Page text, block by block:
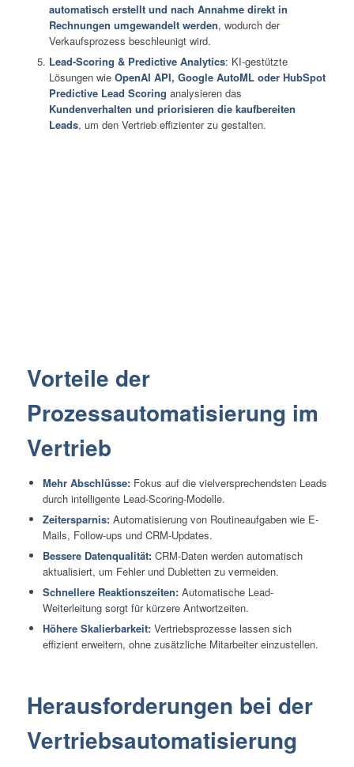
automatisch erstellt und nach Annahme direkt in
Rechnungen umgewandelt werden, wodurch der
Verkaufsprozess beschleunigt wird.
Lead-Scoring & Predictive Analytics: KI-gestützte
Lösungen wie OpenAI API, Google AutoML oder HubSpot
Predictive Lead Scoring analysieren das
Kundenverhalten und priorisieren die kaufbereiten
Leads, um den Vertrieb effizienter zu gestalten.
Vorteile der
Prozessautomatisierung im
Vertrieb
Mehr Abschlüsse:Fokus auf die vielversprechendsten Leads
durch intelligente Lead-Scoring-Modelle.
Zeitersparnis:Automatisierung von Routineaufgaben wie E-
Mails, Follow-ups und CRM-Updates.
Bessere Datenqualität:CRM-Daten werden automatisch
aktualisiert, um Fehler und Dubletten zu vermeiden.
Schnellere Reaktionszeiten:Automatische Lead-
Weiterleitung sorgt für kürzere Antwortzeiten.
Höhere Skalierbarkeit:Vertriebsprozesse lassen sich
effizient erweitern, ohne zusätzliche Mitarbeiter einzustellen.
Herausforderungen bei der
Vertriebsautomatisierung